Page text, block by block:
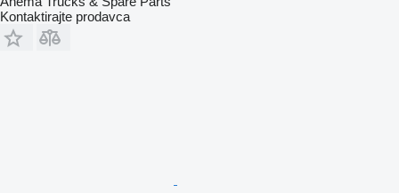
Kontaktirajte prodavca